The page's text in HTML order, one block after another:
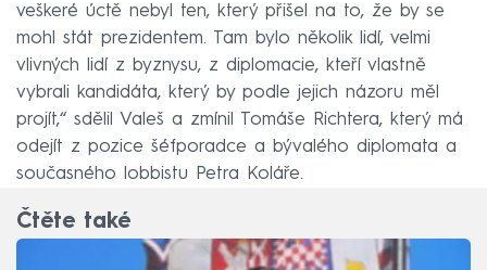
veškeré úctě nebyl ten, který přišel na to, že by se
mohl stát prezidentem. Tam bylo několik lidí, velmi
vlivných lidí z byznysu, z diplomacie, kteří vlastně
vybrali kandidáta, který by podle jejich názoru měl
projít,“ sdělil Valeš a zmínil Tomáše Richtera, který má
odejít z pozice šéfporadce a bývalého diplomata a
současného lobbistu Petra Koláře.
Čtěte také